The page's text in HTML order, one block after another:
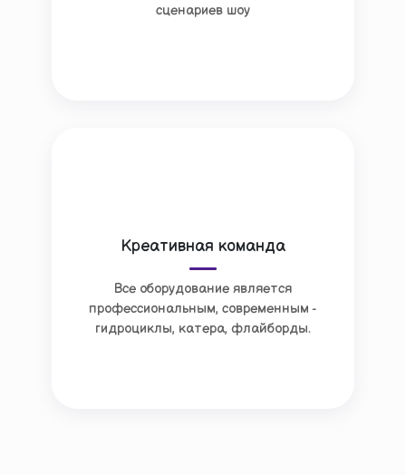
сценариев шоу
Креативная команда
Все оборудование является
профессиональным, современным -
гидроциклы, катера, флайборды.